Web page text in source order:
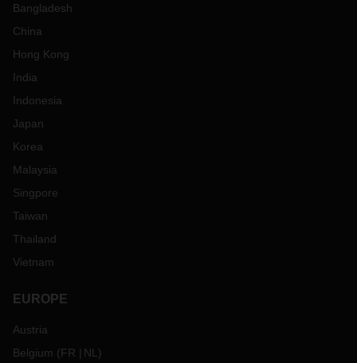
Bangladesh
China
Hong Kong
India
Indonesia
Japan
Korea
Malaysia
Singpore
Taiwan
Thailand
Vietnam
EUROPE
Austria
Belgium (FR NL )